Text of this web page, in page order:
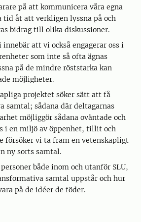
på att kommunicera våra egna
tid åt att verkligen lyssna på och
bidrag till olika diskussioner.
att vi också engagerar oss i
som inte så ofta ägnas
på de mindre röststarka kan
möjligheter.
projektet söker sätt att få
samtal; sådana där deltagarnas
möjliggör sådana oväntade och
i en miljö av öppenhet, tillit och
försöker vi ta fram en vetenskapligt
ny sorts samtal.
både inom och utanför SLU,
samtal uppstår och hur
på de idéer de föder.